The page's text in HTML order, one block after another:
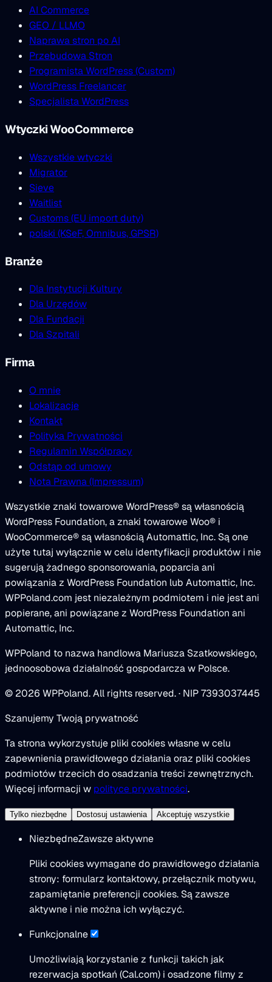
AI Commerce
GEO / LLMO
Naprawa stron po AI
Przebudowa Stron
Programista WordPress (Custom)
WordPress Freelancer
Specjalista WordPress
Wtyczki WooCommerce
Wszystkie wtyczki
Migrator
Sieve
Waitlist
Customs (EU import duty)
polski (KSeF, Omnibus, GPSR)
Branże
Dla Instytucji Kultury
Dla Urzędów
Dla Fundacji
Dla Szpitali
Firma
O mnie
Lokalizacje
Kontakt
Polityka Prywatności
Regulamin Współpracy
Odstąp od umowy
Nota Prawna (Impressum)
Wszystkie znaki towarowe WordPress® są własnością
WordPress Foundation, a znaki towarowe Woo® i
WooCommerce® są własnością Automattic, Inc. Są one
użyte tutaj wyłącznie w celu identyfikacji produktów i nie
sugerują żadnego sponsorowania, poparcia ani
powiązania z WordPress Foundation lub Automattic, Inc.
WPPoland.com jest niezależnym podmiotem i nie jest ani
popierane, ani powiązane z WordPress Foundation ani
Automattic, Inc.
WPPoland to nazwa handlowa Mariusza Szatkowskiego,
jednoosobowa działalność gospodarcza w Polsce.
© 2026 WPPoland. All rights reserved. · NIP 7393037445
Szanujemy Twoją prywatność
Ta strona wykorzystuje pliki cookies własne w celu
zapewnienia prawidłowego działania oraz pliki cookies
podmiotów trzecich do osadzania treści zewnętrznych.
Więcej informacji w polityce prywatności.
Tylko niezbędne Dostosuj ustawienia Akceptuję wszystkie
NiezbędneZawsze aktywne
Pliki cookies wymagane do prawidłowego działania
strony: formularz kontaktowy, przełącznik motywu,
zapamiętanie preferencji cookies. Są zawsze
aktywne i nie można ich wyłączyć.
Funkcjonalne
Umożliwiają korzystanie z funkcji takich jak
rezerwacja spotkań (Cal.com) i osadzone filmy z